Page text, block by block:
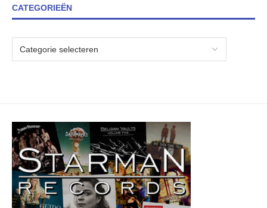
CATEGORIEËN